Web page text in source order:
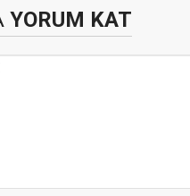
YORUM KAT